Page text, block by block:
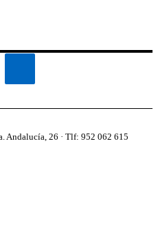
Andalucía, 26 · Tlf: 952 062 615